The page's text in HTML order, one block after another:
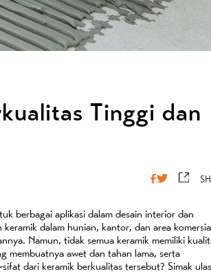
Tinggi dan
berbagai aplikasi dalam desain interior dan
dalam hunian, kantor, dan area
Namun, tidak semua keramik memiliki
membuatnya awet dan tahan lama, serta
dari keramik berkualitas tersebut? Simak